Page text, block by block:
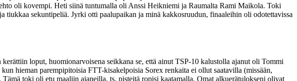
oli kovempi. Heti siinä tuntumalla oli Anssi Heikniemi ja Raumalta Rami Maikola. Toki
sekuntipeliä. Jyrki otti paalupaikan ja minä kakkosruudun, finaaleihin oli odotettavissa
loput, huomionarvoisena seikkana se, että ainut TSP-10 kalustolla ajanut oli Tommi
hieman parempipitoisia FTT-kisakelpoisia Sorex renkaita ei ollut saatavilla (missään,
toki oli etu maaliin ajaneilla, ts. pisteitä ropisi kaatamalla. Omat alkuerätulokseni olivat